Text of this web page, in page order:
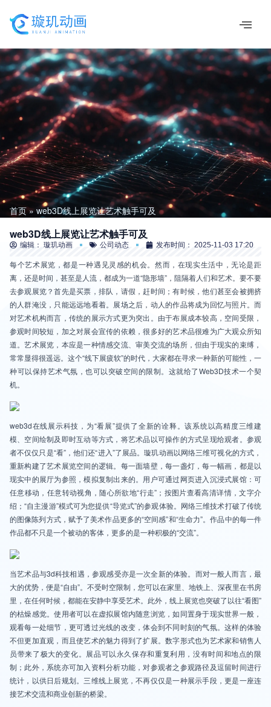
容
首页 web3D线上展览让艺术触手可及
web3D线上展览让艺术触手可及
编辑： 璇玑动画 公司动态 发布时间： 2025-11-03 17:20
每个艺术展览，都是一种遇见灵感的机会。然而，在现实生活中，无论是距
离，还是时间，甚至是人流，都成为一道“隐形墙”，阻隔着人们和艺术。要不要
去参观展览？首先是买票，排队，请假，赶时间；有时候，他们甚至会被拥挤
的人群淹没，只能远远地看着。展场之后，动人的作品将成为回忆与照片。而
对艺术机构而言，传统的展示方式更为突出。由于布展成本较高，空间受限，
参观时间较短，加之对展会宣传的依赖，很多好的艺术品很难为广大观众所知
道。艺术展览，本应是一种情感交流、审美交流的场所，但由于现实的束缚，
常常显得很遥远。这个“线下展疲软”的时代，大家都在寻求一种新的可能性，一
种可以保持艺术气氛，也可以突破空间的限制。这就给了Web3D技术一个契
机。
web3d在线展示科技，为“看展”提供了全新的诠释。该系统以高精度三维建
模、空间绘制及即时互动等方式，将艺术品以可操作的方式呈现给观者。参观
者不仅仅只是“看”，他们还“进入”了展品。璇玑动画以网络三维可视化的方式，
重新构建了艺术展览空间的逻辑。每一面墙壁，每一盏灯，每一幅画，都是以
现实中的展厅为参照，模拟复制出来的。用户可通过网页进入沉浸式展馆：可
任意移动，任意转动视角，随心所欲地“行走”；按图片查看高清详情，文字介
绍；“自主漫游”模式可为您提供“导览式”的参观体验。网络三维技术打破了传统
的图像陈列方式，赋予了美术作品更多的“空间感”和“生命力”。作品中的每一件
作品都不只是一个被动的客体，更多的是一种积极的“交流”。
当艺术品与3d科技相遇，参观感受亦是一次全新的体验。而对一般人而言，最
大的优势，便是“自由”。不受时空限制，您可以在家里、地铁上、深夜里在书房
里，在任何时候，都能在安静中享受艺术。此外，线上展览也突破了以往“看图”
的枯燥感觉。使用者可以在虚拟展馆内随意浏览，如同置身于现实世界一般，
观看每一处细节，更可透过光线的改变，体会到不同时刻的气氛。这样的体验
不但更加直观，而且使艺术的魅力得到了扩展。数字形式也为艺术家和销售人
员带来了极大的变化。展品可以永久保存和重复利用，没有时间和地点的限
制；此外，系统亦可加入资料分析功能，对参观者之参观路径及逗留时间进行
统计，以供日后规划。三维线上展览，不再仅仅是一种展示手段，更是一座连
接艺术交流和商业创新的桥梁。